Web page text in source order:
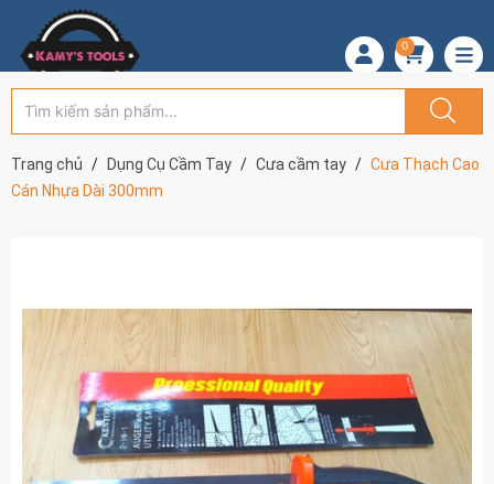
0
Trang chủ Dụng Cụ Cầm Tay Cưa cầm tay
Cưa Thạch Cao
Cán Nhựa Dài 300mm